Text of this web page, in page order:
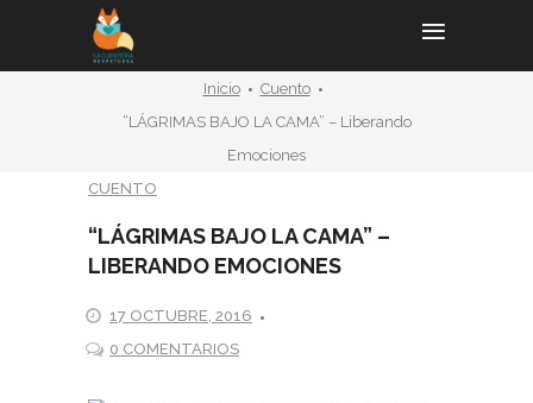
Inicio
Cuento
“LÁGRIMAS BAJO LA CAMA” – Liberando
Emociones
CUENTO
“LÁGRIMAS BAJO LA CAMA” –
LIBERANDO EMOCIONES
17 OCTUBRE, 2016
0 COMENTARIOS